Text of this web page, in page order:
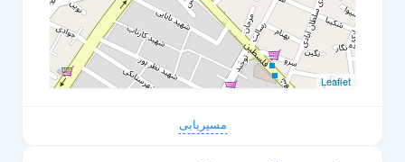
Leaflet
مسیریابی